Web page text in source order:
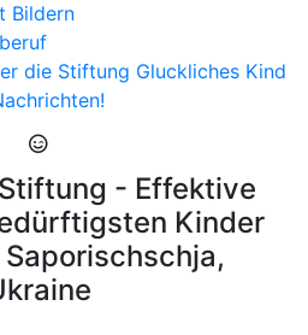
Bildern
die Stiftung Gluckliches Kind
- Effektive
Kinder